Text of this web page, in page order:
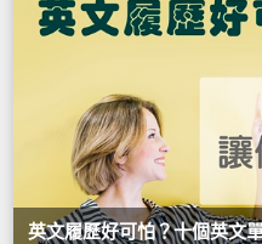
英文履歷好可怕？十個英文